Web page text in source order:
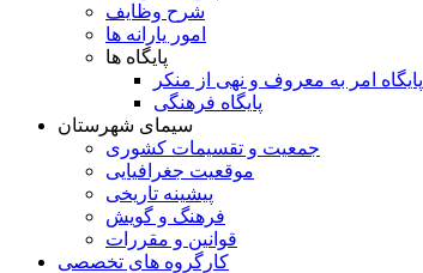
شرح وظایف
امور یارانه ها
پایگاه ها
پایگاه امر به معروف و نهی از منکر
پایگاه فرهنگی
سیمای شهرستان
جمعیت و تقسیمات کشوری
موقعیت جغرافیایی
پیشینه تاریخی
فرهنگ و گویش
قوانین و مقررات
کارگروه های تخصصی